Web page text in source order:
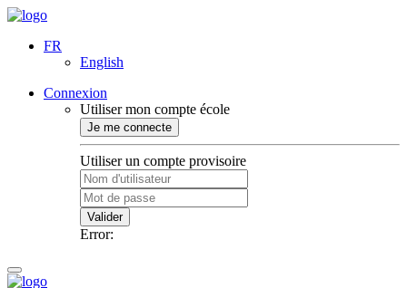
FR
English
Connexion
Utiliser mon compte école
Je me connecte
Utiliser un compte provisoire
Valider
Error: